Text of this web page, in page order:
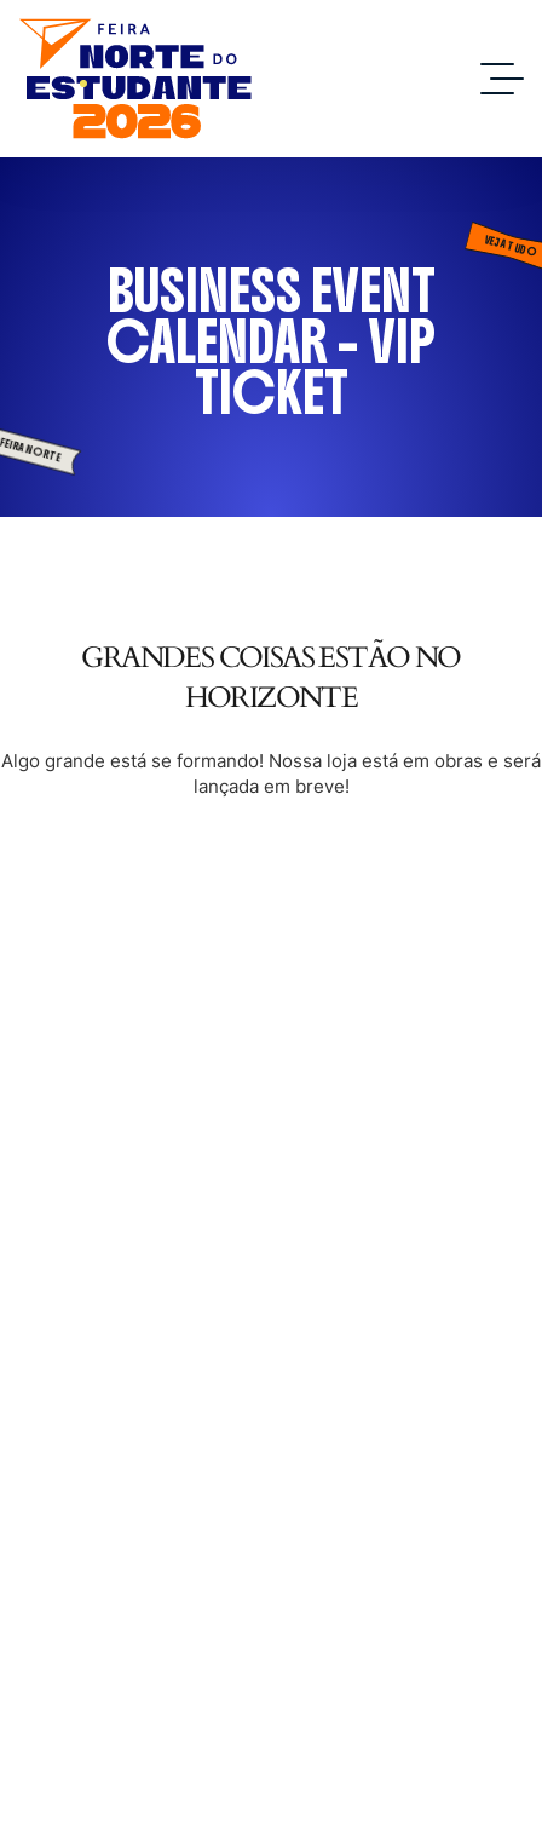
NORTE
VEJA TUDO
BUSINESS EVENT
CALENDAR – VIP
TICKET
GRANDES COISAS ESTÃO NO
HORIZONTE
Algo grande está se formando! Nossa loja está em obras e será
lançada em breve!